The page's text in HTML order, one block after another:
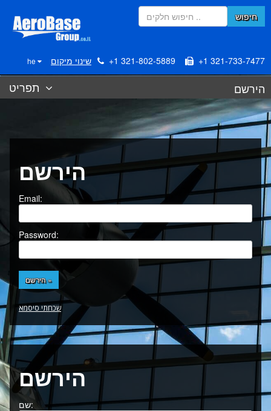
he שינוי מיקום +1 321-802-5889 +1 321-733-7477
חיפוש
הירשם
הירשם
Email:
Password:
הירשם »
שכחתי סיסמא
הירשם
שם: